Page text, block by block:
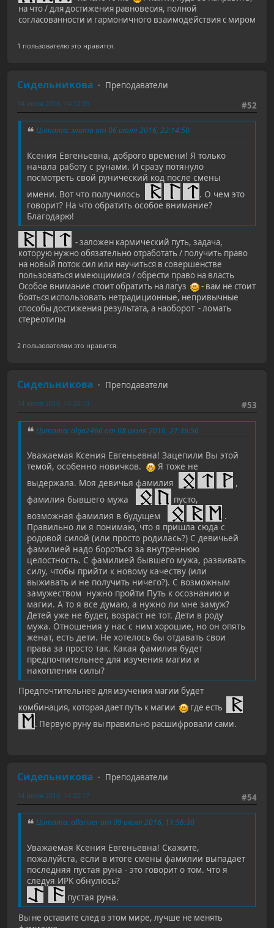
на что / для достижения равновесия, полной
согласованности и гармоничного взаимодействия с миром
1 пользователю это нравится.
Сидельникова
Преподаватели
#52
14 июля 2016, 14:12:39
Цитата: злата от 06 июля 2016, 22:14:50
Ксения Евгеньевна, доброго времени! Я только
начала работу с рунами. И сразу потянуло
посмотреть свой рунический код после смены
имени. Вот что получилось
. О чем это
говорит? На что обратить особое внимание?
Благодарю!
- заложен кармический путь, задача,
которую нужно обязательно отработать / получить право
на новый поток сил или научиться в совершенстве
пользоваться имеющимися / обрести право на власть
Особое внимание стоит обратить на лагуз
- вам не стоит
бояться использовать нетрадиционные, непривычные
способы достижения результата, а наоборот - ломать
стереотипы
2 пользователям это нравится.
Сидельникова
Преподаватели
#53
14 июля 2016, 14:20:13
Цитата: olga2466 от 08 июля 2016, 21:36:56
Уважаемая Ксения Евгеньевна! Зацепили Вы этой
темой, особенно новичков.
Я тоже не
выдержала. Моя девичья фамилия
,
фамилия бывшего мужа
пусто,
возможная фамилия в будущем
.
Правильно ли я понимаю, что я пришла сюда с
родовой силой (или просто родилась?) С девичьей
фамилией надо бороться за внутреннюю
целостность. С фамилией бывшего мужа, развивать
силу, чтобы прийти к новому качеству (или
выживать и не получить ничего?). С возможным
замужеством нужно пройти Путь к осознанию и
магии. А то я все думаю, а нужно ли мне замуж?
Детей уже не будет, возраст не тот. Дети в роду
мужа. Отношения у нас с ним хорошие, но он опять
женат, есть дети. Не хотелось бы отдавать свои
права за просто так. Какая фамилия будет
предпочтительнее для изучения магии и
накопления силы?
Предпочтительнее для изучения магии будет
комбинация, которая дает путь к магии
где есть
. Первую руну вы правильно расшифровали сами.
Сидельникова
Преподаватели
#54
14 июля 2016, 14:22:17
Цитата: allariver от 09 июля 2016, 11:56:30
Уважаемая Ксения Евгеньевна! Скажите,
пожалуйста, если в итоге смены фамилии выпадает
последняя пустая руна - это говорит о том. что я
следуя ИРК обнулюсь?
пустая руна.
Вы не оставите след в этом мире, лучше не менять